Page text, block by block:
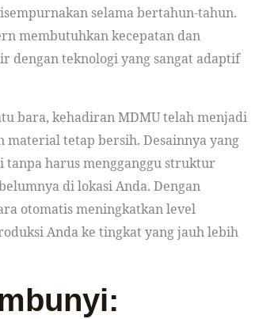
selama bertahun-tahun.
membutuhkan kecepatan dan
dengan teknologi yang sangat adaptif
bara, kehadiran MDMU telah menjadi
tetap bersih. Desainnya yang
harus mengganggu struktur
di lokasi Anda. Dengan
otomatis meningkatkan level
Anda ke tingkat yang jauh lebih